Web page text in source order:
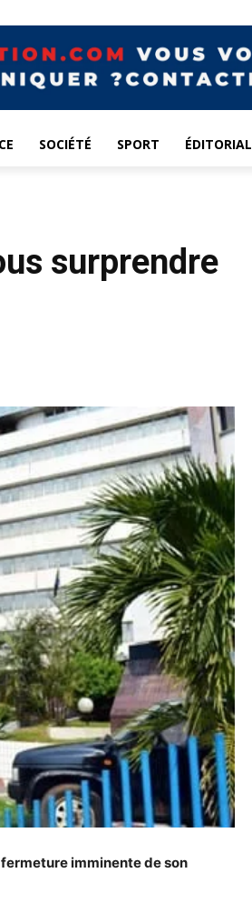
SOCIÉTÉ SPORT ÉDITORIAL
surprendre
fermeture imminente de son